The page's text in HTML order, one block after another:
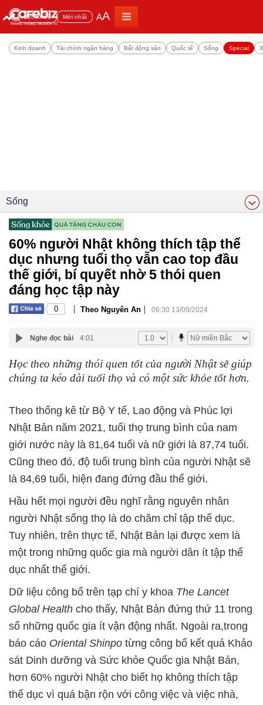
Đọc nhiều Mới nhất AA
Kinh doanh Tài chính ngân hàng Bất động sản Quốc tế Sống Special
Sống
60% người Nhật không thích tập thể
dục nhưng tuổi thọ vẫn cao top đầu
thế giới, bí quyết nhờ 5 thói quen
đáng học tập này
0 | Theo Nguyên An | 06:30 13/09/2024
Nghe đọc bài 4:01
Học theo những thói quen tốt của người Nhật sẽ giúp
chúng ta kéo dài tuổi thọ và có một sức khỏe tốt hơn.
Theo thống kê từ Bộ Y tế, Lao động và Phúc lợi
Nhật Bản năm 2021, tuổi thọ trung bình của nam
giới nước này là 81,64 tuổi và nữ giới là 87,74 tuổi.
Cũng theo đó, độ tuổi trung bình của người Nhật sẽ
là 84,69 tuổi, hiện đang đứng đầu thế giới.
Hầu hết mọi người đều nghĩ rằng nguyên nhân
người Nhật sống thọ là do chăm chỉ tập thể dục.
Tuy nhiên, trên thực tế, Nhật Bản lại được xem là
một trong những quốc gia mà người dân ít tập thể
dục nhất thế giới.
Dữ liệu công bố trên tạp chí y khoa The Lancet
Global Health cho thấy, Nhật Bản đứng thứ 11 trong
số những quốc gia ít vận động nhất. Ngoài ra,trong
báo cáo Oriental Shinpo từng công bố kết quả Khảo
sát Dinh dưỡng và Sức khỏe Quốc gia Nhật Bản,
hơn 60% người Nhật cho biết họ không thích tập
thể dục vì quá bận rộn với công việc và việc nhà,